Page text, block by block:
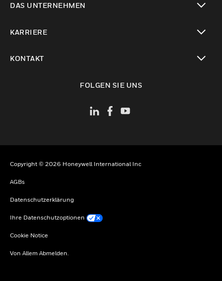
DAS UNTERNEHMEN
KARRIERE
KONTAKT
FOLGEN SIE UNS
Copyright © 2026 Honeywell International Inc
AGBs
Datenschutzerklärung
Ihre Datenschutzoptionen
Cookie Notice
Von Allem Abmelden.